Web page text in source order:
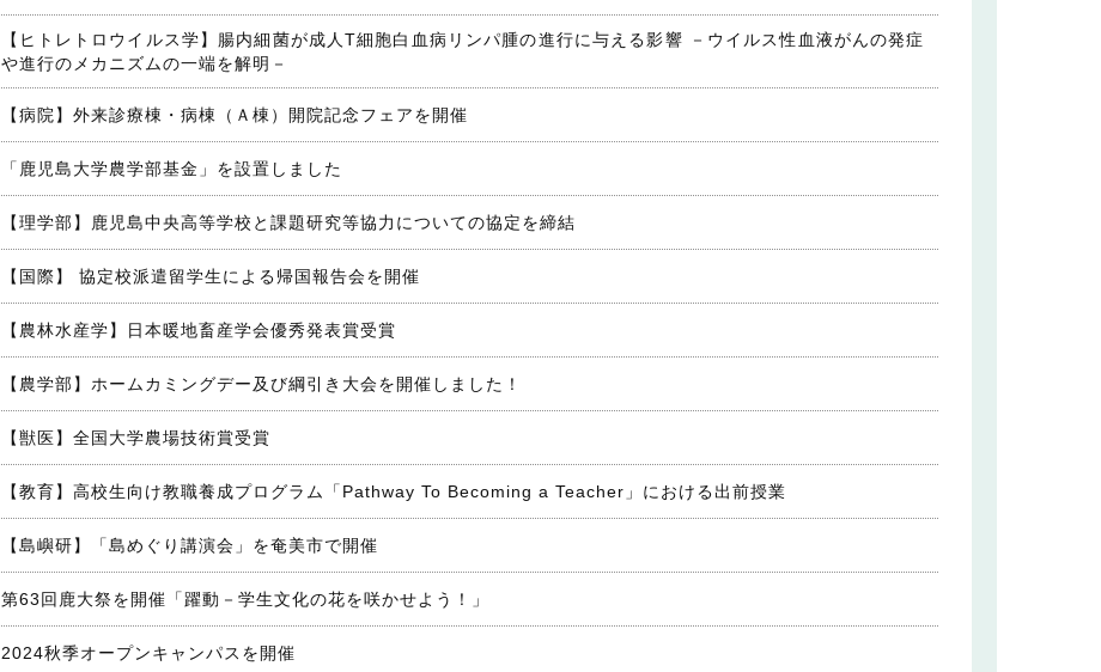
【ヒトレトロウイルス学】腸内細菌が成人T細胞白血病リンパ腫の進行に与える影響 －ウイルス性血液がんの発症
や進行のメカニズムの一端を解明－
【病院】外来診療棟・病棟（Ａ棟）開院記念フェアを開催
「鹿児島大学農学部基金」を設置しました
【理学部】鹿児島中央高等学校と課題研究等協力についての協定を締結
【国際】 協定校派遣留学生による帰国報告会を開催
【農林水産学】日本暖地畜産学会優秀発表賞受賞
【農学部】ホームカミングデー及び綱引き大会を開催しました！
【獣医】全国大学農場技術賞受賞
【教育】高校生向け教職養成プログラム「Pathway To Becoming a Teacher」における出前授業
【島嶼研】「島めぐり講演会」を奄美市で開催
第63回鹿大祭を開催「躍動－学生文化の花を咲かせよう！」
2024秋季オープンキャンパスを開催